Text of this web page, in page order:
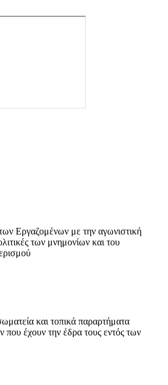
Εργαζομένων με την αγωνιστική
των μνημονίων και του
και τοπικά παραρτήματα
έχουν την έδρα τους εντός των